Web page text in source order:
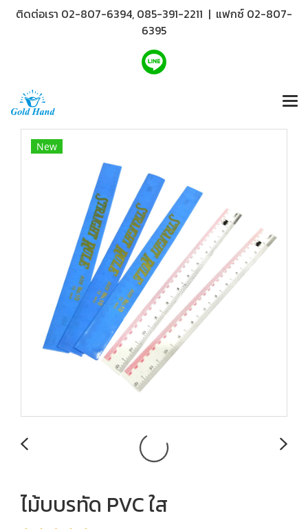
ติดต่อเรา 02-807-6394, 085-391-2211 | แฟกซ์ 02-807-
6395
New
ไม้บบรทัด PVC ใส